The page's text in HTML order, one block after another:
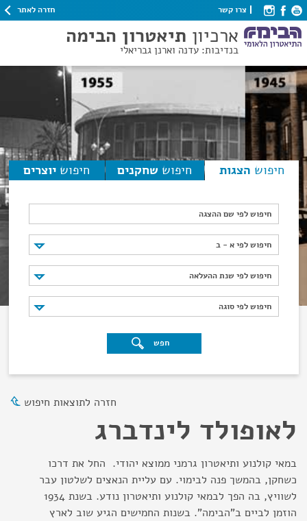
צרו קשר חזרה לאתר
ארכיון תיאטרון הבימה
בנדיבות: עדנה וארנן גבריאלי
חיפוש הצגות חיפוש שחקנים חיפוש יוצרים
חיפוש לפי שם ההצגה
חיפוש לפי א - ב
חיפוש לפי א - ב
חיפוש לפי שנת ההעלאה
חיפוש לפי שנת ההעלאה
חיפוש לפי סוגה
חיפוש לפי סוגה
חפש
חזרה לתוצאות חיפוש
לאופולד לינדברג
במאי קולנוע ותיאטרון גרמני ממוצא יהודי. החל את דרכו
כשחקן, בהמשך פנה לבימוי. עם עליית הנאצים לשלטון עבר
לשוויץ, בה הפך לבמאי קולנוע ותיאטרון נודע. בשנת 1934
הוזמן לביים ב"הבימה". בשנות החמישים הגיע שוב לארץ